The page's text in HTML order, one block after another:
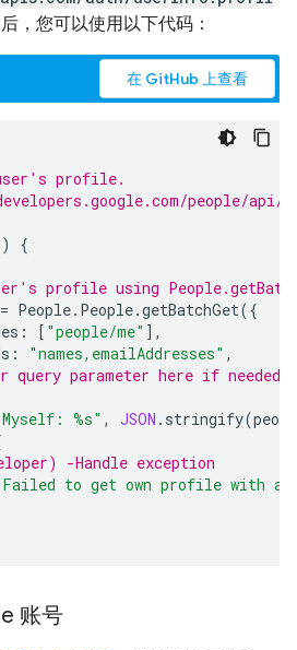
，您可以使用以下代码：
在 GitHub 上查看
profile.
people/api/
{
profile using
= People. People.getBatchGet({
: [ "people/me" ],
: "names,emailAddresses" ,
query parameter here if needed
%s" , JSON . stringify(
-Handle exception
to get own profile with an
账号